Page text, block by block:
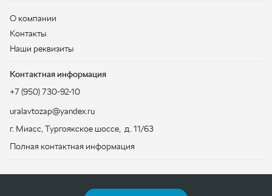
uralavtozap@yandex.ru
г. Миасс, Тургоякское шоссе, д. 11/63
Полная контактная информация
Политика конфиденциальности